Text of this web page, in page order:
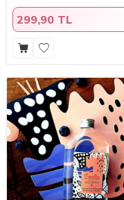
299,90 TL